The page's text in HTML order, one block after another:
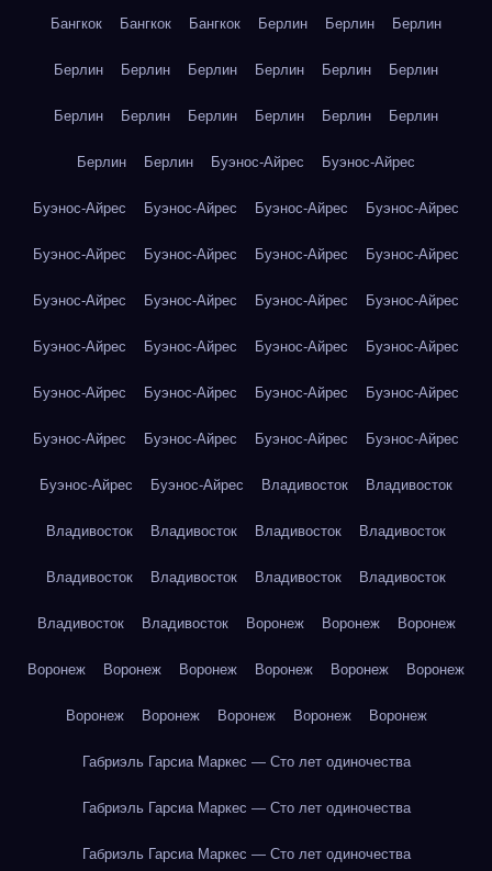
Бангкок Бангкок Бангкок Берлин Берлин Берлин
Берлин Берлин Берлин Берлин Берлин Берлин
Берлин Берлин Берлин Берлин Берлин Берлин
Берлин Берлин Буэнос-Айрес Буэнос-Айрес
Буэнос-Айрес Буэнос-Айрес Буэнос-Айрес Буэнос-Айрес
Буэнос-Айрес Буэнос-Айрес Буэнос-Айрес Буэнос-Айрес
Буэнос-Айрес Буэнос-Айрес Буэнос-Айрес Буэнос-Айрес
Буэнос-Айрес Буэнос-Айрес Буэнос-Айрес Буэнос-Айрес
Буэнос-Айрес Буэнос-Айрес Буэнос-Айрес Буэнос-Айрес
Буэнос-Айрес Буэнос-Айрес Буэнос-Айрес Буэнос-Айрес
Буэнос-Айрес Буэнос-Айрес Владивосток Владивосток
Владивосток Владивосток Владивосток Владивосток
Владивосток Владивосток Владивосток Владивосток
Владивосток Владивосток Воронеж Воронеж Воронеж
Воронеж Воронеж Воронеж Воронеж Воронеж Воронеж
Воронеж Воронеж Воронеж Воронеж Воронеж
Габриэль Гарсиа Маркес — Сто лет одиночества
Габриэль Гарсиа Маркес — Сто лет одиночества
Габриэль Гарсиа Маркес — Сто лет одиночества